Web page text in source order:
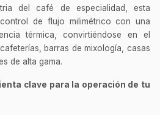
del café de especialidad, esta
de flujo milimétrico con una
térmica, convirtiéndose en el
barras de mixología, casas
de alta gama.
clave para la operación de tu